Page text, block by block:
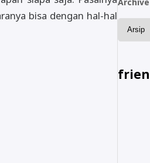
bisa dengan hal-hal